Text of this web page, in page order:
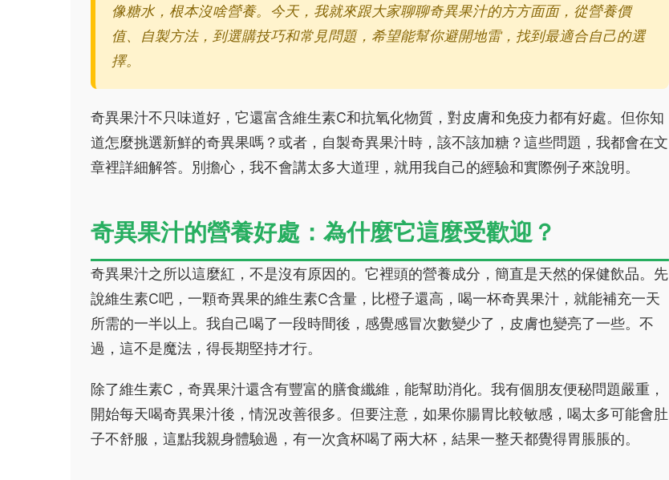
像糖水，根本沒啥營養。今天，我就來跟大家聊聊奇異果汁的方方面面，從營養價
值、自製方法，到選購技巧和常見問題，希望能幫你避開地雷，找到最適合自己的選
擇。
奇異果汁不只味道好，它還富含維生素C和抗氧化物質，對皮膚和免疫力都有好處。但你知
道怎麼挑選新鮮的奇異果嗎？或者，自製奇異果汁時，該不該加糖？這些問題，我都會在文
章裡詳細解答。別擔心，我不會講太多大道理，就用我自己的經驗和實際例子來說明。
奇異果汁的營養好處：為什麼它這麼受歡迎？
奇異果汁之所以這麼紅，不是沒有原因的。它裡頭的營養成分，簡直是天然的保健飲品。先
說維生素C吧，一顆奇異果的維生素C含量，比橙子還高，喝一杯奇異果汁，就能補充一天
所需的一半以上。我自己喝了一段時間後，感覺感冒次數變少了，皮膚也變亮了一些。不
過，這不是魔法，得長期堅持才行。
除了維生素C，奇異果汁還含有豐富的膳食纖維，能幫助消化。我有個朋友便秘問題嚴重，
開始每天喝奇異果汁後，情況改善很多。但要注意，如果你腸胃比較敏感，喝太多可能會肚
子不舒服，這點我親身體驗過，有一次貪杯喝了兩大杯，結果一整天都覺得胃脹脹的。